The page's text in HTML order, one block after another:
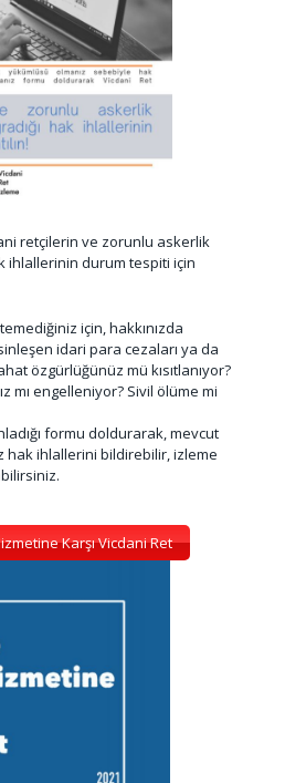
retçilerin ve zorunlu askerlik
ihlallerinin durum tespiti için
için, hakkınızda
idari para cezaları ya da
özgürlüğünüz mü kısıtlanıyor?
mı engelleniyor? Sivil ölüme mi
formu doldurarak, mevcut
hak ihlallerini bildirebilir, izleme
Karşı Vicdani Ret